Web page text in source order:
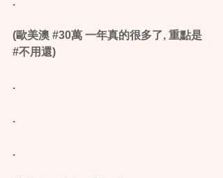
(歐美澳 ‪#‎30萬‬ 一年真的很多了, 重點是
‪#‎不用還‬)
.
.
.